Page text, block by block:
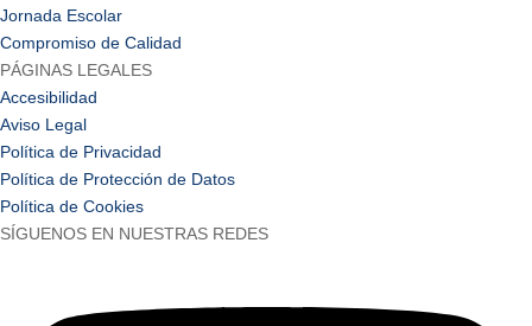
Jornada Escolar
Compromiso de Calidad
PÁGINAS LEGALES
Accesibilidad
Aviso Legal
Política de Privacidad
Política de Protección de Datos
Política de Cookies
SÍGUENOS EN NUESTRAS REDES